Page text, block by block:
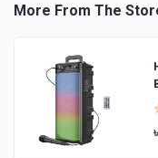
More From The